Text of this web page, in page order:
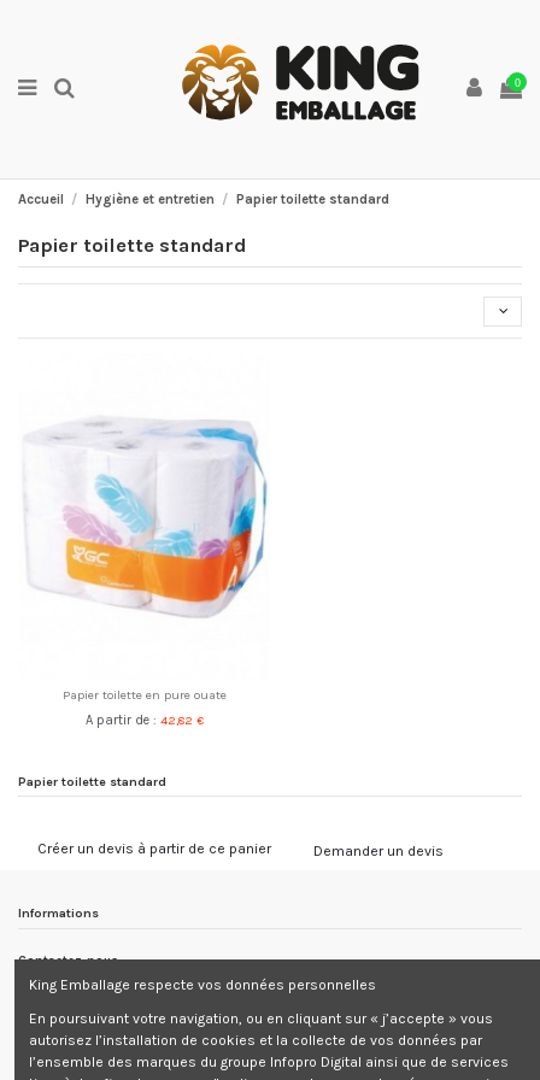
0
Accueil Hygiène et entretien Papier toilette standard
Papier toilette standard
Papier toilette en pure ouate
A partir de : 42,82 €
Papier toilette standard
Créer un devis à partir de ce panier Demander un devis
Informations
Contactez-nous
King Emballage respecte vos données personnelles
En poursuivant votre navigation, ou en cliquant sur « j’accepte » vous
autorisez l’installation de cookies et la collecte de vos données par
l’ensemble des marques du groupe Infopro Digital ainsi que de services